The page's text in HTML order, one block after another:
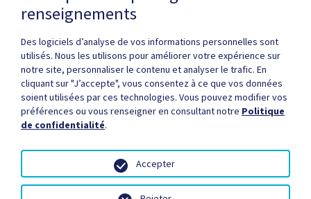
Politique de confidentialité
Droits d'auteur / autorisation
Zone partenaires
Médias Plan du site
renseignements
Des logiciels d’analyse de vos informations personnelles sont
utilisés. Nous les utilisons pour améliorer votre expérience sur
notre site, personnaliser le contenu et analyser le trafic. En
cliquant sur "J’accepte", vous consentez à ce que vos données
soient utilisées par ces technologies. Vous pouvez modifier vos
préférences ou vous renseigner en consultant notre Politique
de confidentialité.
Accepter